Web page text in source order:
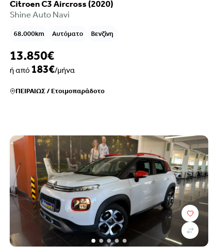
Citroen C3 Aircross (2020)
Shine Auto Navi
68.000km Αυτόματο Βενζίνη
13.850€
ή από 183€/μήνα
ΠΕΙΡΑΙΩΣ/Ετοιμοπαράδοτο